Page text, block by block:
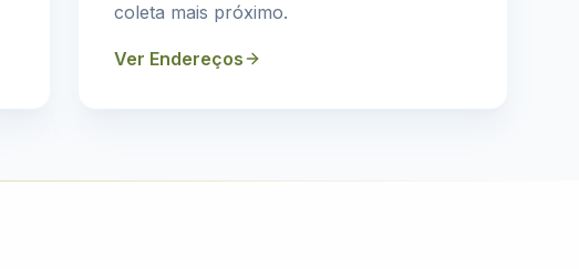
coleta mais próximo.
Ver Endereços